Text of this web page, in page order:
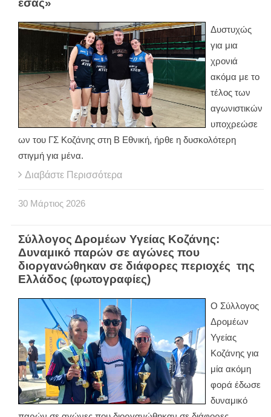
εσάς»
Δυστυχώς
για μια
χρονιά
ακόμα με το
τέλος των
αγωνιστικών
υποχρεώσε
ων του ΓΣ Κοζάνης στη Β Εθνική, ήρθε η δυσκολότερη
στιγμή για μένα.
Διαβάστε Περισσότερα
30 Μάρτιος 2026
Σύλλογος Δρομέων Υγείας Κοζάνης:
Δυναμικό παρών σε αγώνες που
διοργανώθηκαν σε διάφορες περιοχές της
Ελλάδος (φωτογραφίες)
Ο Σύλλογος
Δρομέων
Υγείας
Κοζάνης για
μία ακόμη
φορά έδωσε
δυναμικό